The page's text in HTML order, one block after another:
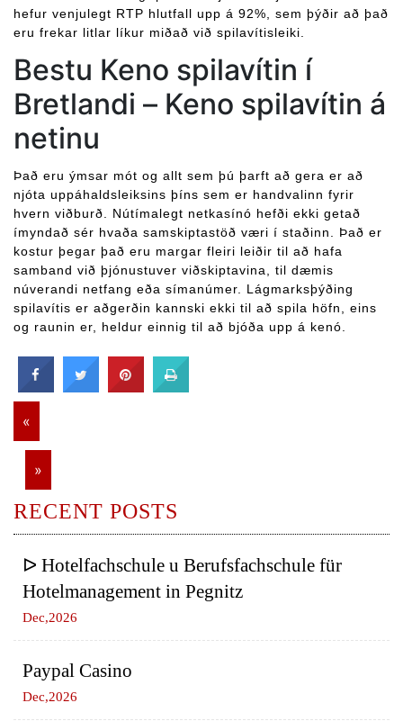
hefur venjulegt RTP hlutfall upp á 92%, sem þýðir að það
eru frekar litlar líkur miðað við spilavítisleiki.
Bestu Keno spilavítin í
Bretlandi – Keno spilavítin á
netinu
Það eru ýmsar mót og allt sem þú þarft að gera er að
njóta uppáhaldsleiksins þíns sem er handvalinn fyrir
hvern viðburð. Nútímalegt netkasínó hefði ekki getað
ímyndað sér hvaða samskiptastöð væri í staðinn. Það er
kostur þegar það eru margar fleiri leiðir til að hafa
samband við þjónustuver viðskiptavina, til dæmis
núverandi netfang eða símanúmer. Lágmarksþýðing
spilavítis er aðgerðin kannski ekki til að spila höfn, eins
og raunin er, heldur einnig til að bjóða upp á kenó.
«
»
RECENT POSTS
ᐅ Hotelfachschule u Berufsfachschule für
Hotelmanagement in Pegnitz
Dec,2026
Paypal Casino
Dec,2026